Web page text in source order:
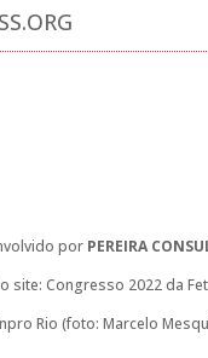
por PEREIRA
site: Congresso 2022 da
Rio (foto: Marcelo